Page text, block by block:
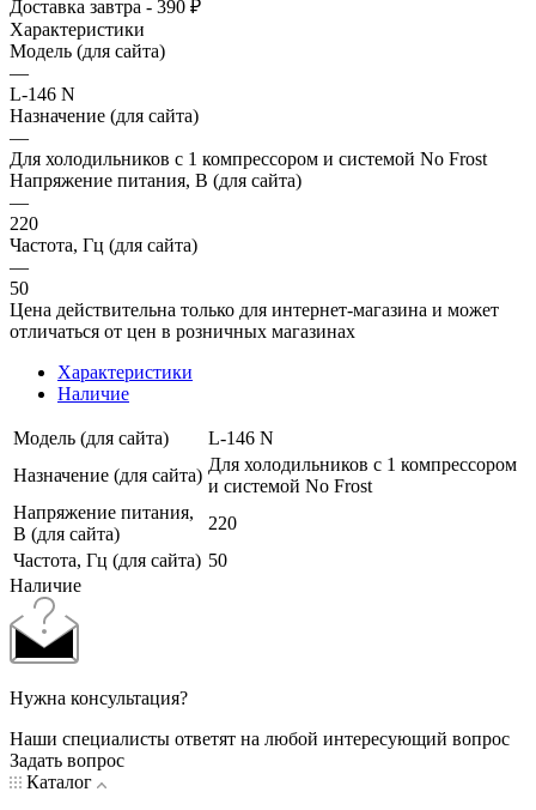
Доставка завтра - 390 ₽
Характеристики
Модель (для сайта)
—
L-146 N
Назначение (для сайта)
—
Для холодильников с 1 компрессором и системой No Frost
Напряжение питания, В (для сайта)
—
220
Частота, Гц (для сайта)
—
50
Цена действительна только для интернет-магазина и может
отличаться от цен в розничных магазинах
Характеристики
Наличие
Модель (для сайта)
L-146 N
Назначение (для сайта)
Для холодильников с 1 компрессором
и системой No Frost
Напряжение питания,
В (для сайта)
220
Частота, Гц (для сайта) 50
Наличие
Нужна консультация?
Наши специалисты ответят на любой интересующий вопрос
Задать вопрос
Каталог